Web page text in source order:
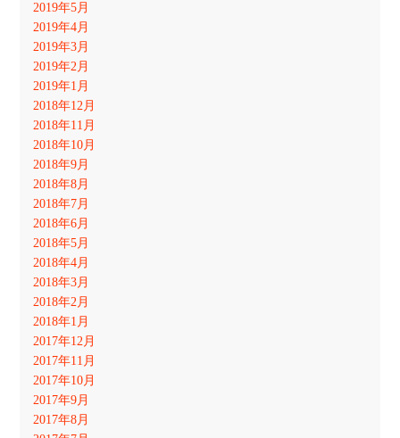
2019年5月
2019年4月
2019年3月
2019年2月
2019年1月
2018年12月
2018年11月
2018年10月
2018年9月
2018年8月
2018年7月
2018年6月
2018年5月
2018年4月
2018年3月
2018年2月
2018年1月
2017年12月
2017年11月
2017年10月
2017年9月
2017年8月